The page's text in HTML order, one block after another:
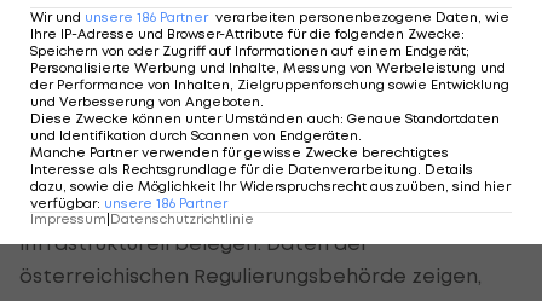
Tiefs des Spiels: Spontane Nutzung, geringe
Friktion, sofortige Verfügbarkeit. DerFußball
fungiert hier als Auslöser, nicht als Inhalt.
Mobile Nutzung nach dem Abpfiff
Die zeitliche Verlagerung lässt sich auch
infrastrukturell belegen. Daten der
österreichischen Regulierungsbehörde zeigen,
Wir und unsere 186 Partner verarbeiten personenbezogene Daten, wie
Ihre IP-Adresse und Browser-Attribute für die folgenden Zwecke:
Speichern von oder Zugriff auf Informationen auf einem Endgerät;
Personalisierte Werbung und Inhalte, Messung von Werbeleistung und
der Performance von Inhalten, Zielgruppenforschung sowie Entwicklung
und Verbesserung von Angeboten.
Diese Zwecke können unter Umständen auch: Genaue Standortdaten
und Identifikation durch Scannen von Endgeräten.
Manche Partner verwenden für gewisse Zwecke berechtigtes
Interesse als Rechtsgrundlage für die Datenverarbeitung. Details
dazu, sowie die Möglichkeit Ihr Widerspruchsrecht auszuüben, sind hier
verfügbar: unsere 186 Partner
Impressum Datenschutzrichtlinie